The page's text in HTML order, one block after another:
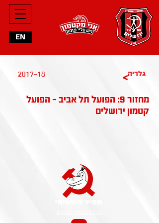
EN
2017-18 >גלריה
מחזור 9: הפועל תל אביב - הפועל
קטמון ירושלים